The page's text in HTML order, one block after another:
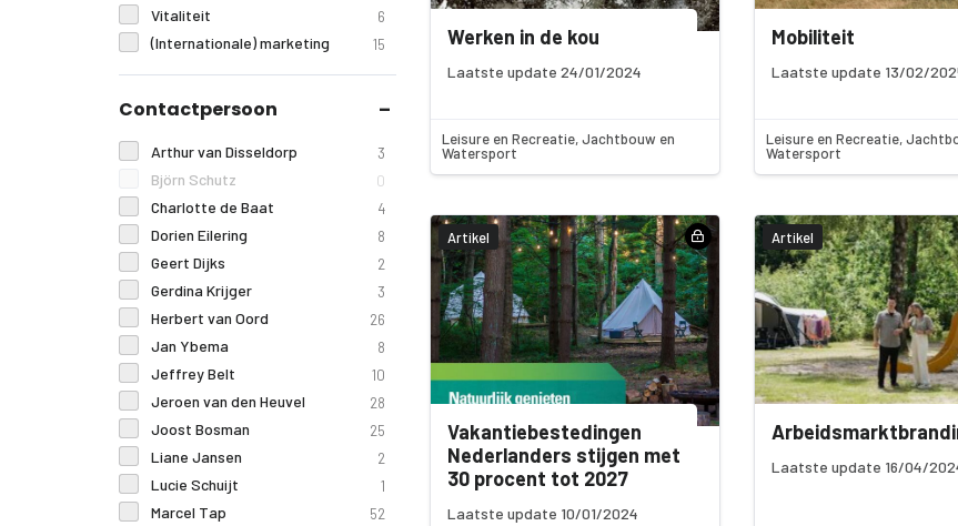
Vitaliteit 6
(Internationale) marketing 15
Contactpersoon
Arthur van Disseldorp 3
Björn Schutz 0
Charlotte de Baat 4
Dorien Eilering 8
Geert Dijks 2
Gerdina Krijger 3
Herbert van Oord 26
Jan Ybema 8
Jeffrey Belt 10
Jeroen van den Heuvel 28
Joost Bosman 25
Liane Jansen 2
Lucie Schuijt 1
Marcel Tap 52
Werken in de kou
Laatste update 24/01/2024
Leisure en Recreatie, Jachtbouw en
Watersport
Mobiliteit
Laatste update 13/02/
Leisure en Recreatie,
Watersport
Artikel
Vakantiebestedingen
Nederlanders stijgen met
30 procent tot 2027
Laatste update 10/01/2024
Artikel
Laatste update 16/04/